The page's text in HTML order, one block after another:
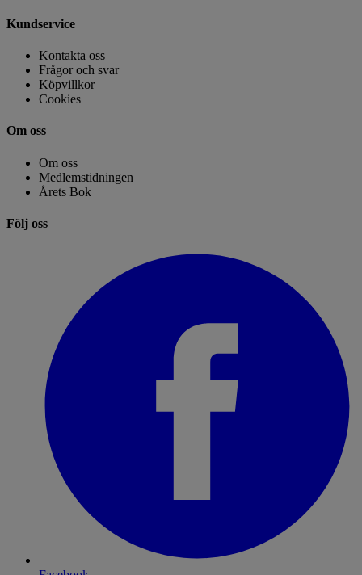
Kundservice
Kontakta oss
Frågor och svar
Köpvillkor
Cookies
Om oss
Om oss
Medlemstidningen
Årets Bok
Följ oss